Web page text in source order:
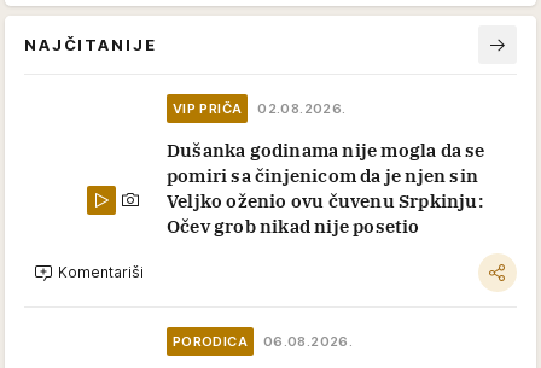
NAJČITANIJE
VIP PRIČA 02.08.2026.
Dušanka godinama nije mogla da se
pomiri sa činjenicom da je njen sin
Veljko oženio ovu čuvenu Srpkinju:
Očev grob nikad nije posetio
Komentariši
PORODICA 06.08.2026.